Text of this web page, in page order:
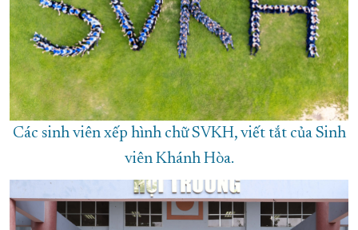
Các sinh viên xếp hình chữ SVKH, viết tắt của Sinh
viên Khánh Hòa.